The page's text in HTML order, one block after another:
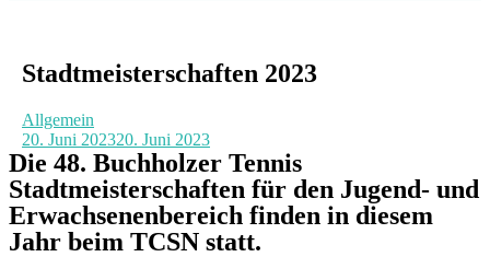
Stadtmeisterschaften 2023
Allgemein
20. Juni 202320. Juni 2023
Die 48. Buchholzer Tennis
Stadtmeisterschaften für den Jugend- und
Erwachsenenbereich finden in diesem
Jahr beim TCSN statt.